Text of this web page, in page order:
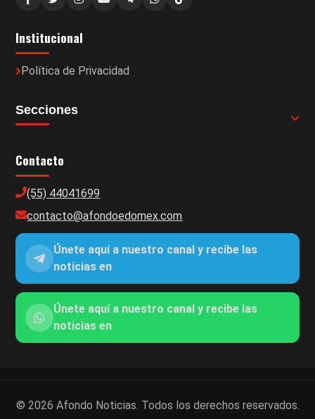
Institucional
Política de Privacidad
Secciones
Contacto
(55) 44041699
contacto@afondoedomex.com
Únete aquí a nuestro canal y recibe las
noticias en
Únete aquí a nuestro canal y recibe las
noticias en
© 2026 Afondo Noticias. Todos los derechos reservados.